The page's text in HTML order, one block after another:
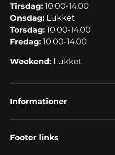
Tirsdag: 10.00-14.00
Onsdag: Lukket
Torsdag: 10.00-14.00
Fredag: 10.00-14.00
Weekend: Lukket
Informationer
Footer links